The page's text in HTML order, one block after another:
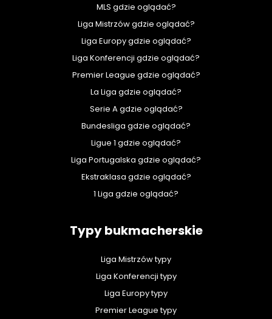
MLS gdzie oglądać?
Liga Mistrzów gdzie oglądać?
Liga Europy gdzie oglądać?
Liga Konferencji gdzie oglądać?
Premier League gdzie oglądać?
La Liga gdzie oglądać?
Serie A gdzie oglądać?
Bundesliga gdzie oglądać?
Ligue 1 gdzie oglądać?
Liga Portugalska gdzie oglądać?
Ekstraklasa gdzie oglądać?
1 Liga gdzie oglądać?
Typy bukmacherskie
Liga Mistrzów typy
Liga Konferencji typy
Liga Europy typy
Premier League typy